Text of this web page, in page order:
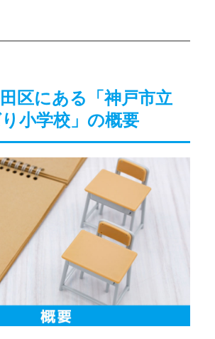
区にある「神戸市立
小学校」の概要